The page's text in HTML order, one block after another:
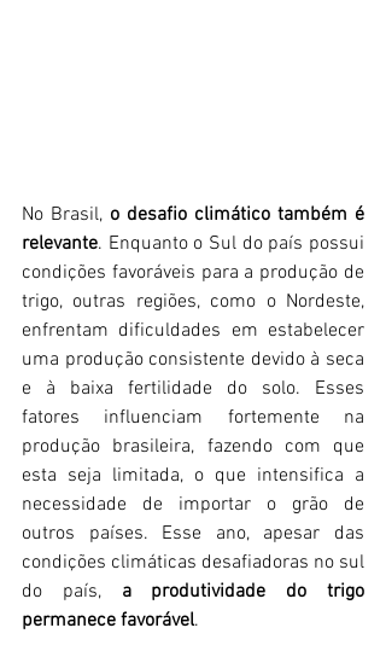
No Brasil, o desafio climático também é
relevante. Enquanto o Sul do país possui
condições favoráveis para a produção de
trigo, outras regiões, como o Nordeste,
enfrentam dificuldades em estabelecer
uma produção consistente devido à seca
e à baixa fertilidade do solo. Esses
fatores influenciam fortemente na
produção brasileira, fazendo com que
esta seja limitada, o que intensifica a
necessidade de importar o grão de
outros países. Esse ano, apesar das
condições climáticas desafiadoras no sul
do país, a produtividade do trigo
permanece favorável.